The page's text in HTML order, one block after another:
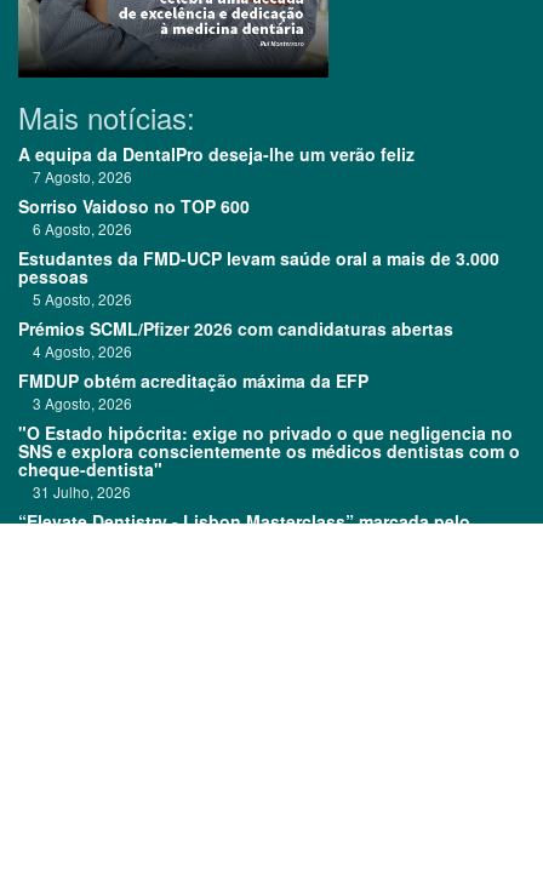
Mais notícias:
A equipa da DentalPro deseja-lhe um verão feliz
7 Agosto, 2026
Sorriso Vaidoso no TOP 600
6 Agosto, 2026
Estudantes da FMD-UCP levam saúde oral a mais de 3.000
pessoas
5 Agosto, 2026
Prémios SCML/Pfizer 2026 com candidaturas abertas
4 Agosto, 2026
FMDUP obtém acreditação máxima da EFP
3 Agosto, 2026
"O Estado hipócrita: exige no privado o que negligencia no
SNS e explora conscientemente os médicos dentistas com o
cheque-dentista"
31 Julho, 2026
“Elevate Dentistry - Lisbon Masterclass” marcada pelo